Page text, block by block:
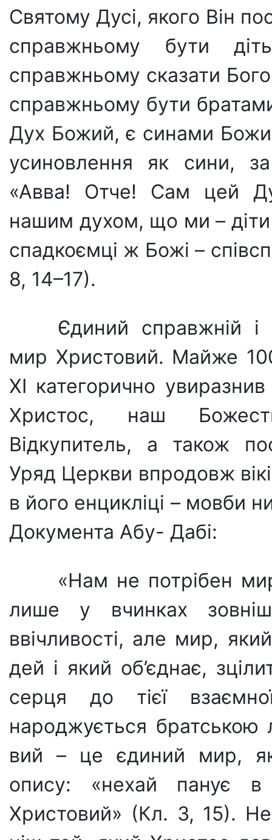
Святому Дусі, якого Він
справжньому бути
справжньому сказати
справж­ньому бути
Дух Божий, є синами
усиновлен­ня як сини,
«Авва! Отче! Сам цей
нашим духом, що ми – діти
спадкоємці ж Божі –
8, 14–17).
Єдиний справжній
мир Христовий. Майже
XI катего­рично
Христос, наш
Відкупитель, а також
Уряд Церкви впродовж
в його енцикліці – мовби
Документа Абу- Дабі:
«Нам не потрібен
лише у вчинках
ввічливості, але мир,
дей і який об’єднає,
серця до тієї
народжується
вий – це єдиний мир,
опису: «нехай панує
Христовий» (Кл. 3, 15).